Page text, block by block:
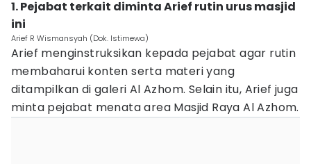
1. Pejabat terkait diminta Arief rutin urus masjid
ini
Arief R Wismansyah (Dok. Istimewa)
Arief menginstruksikan kepada pejabat agar rutin
membaharui konten serta materi yang
ditampilkan di galeri Al Azhom. Selain itu, Arief juga
minta pejabat menata area Masjid Raya Al Azhom.